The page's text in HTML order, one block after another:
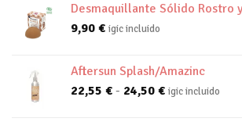
Desmaquillante Sólido Rostro
9,90 € igic incluido
Aftersun Splash/Amazinc
22,55 € - 24,50 €Rango
igic incluido